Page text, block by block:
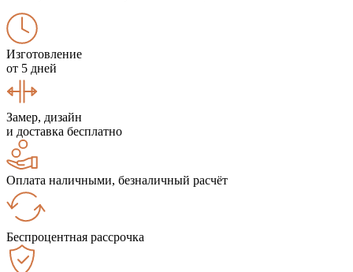
Изготовление
от 5 дней
Замер, дизайн
и доставка бесплатно
Оплата наличными, безналичный расчёт
Беспроцентная рассрочка